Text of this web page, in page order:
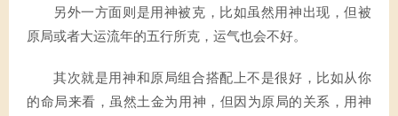
另外一方面则是用神被克，比如虽然用神出现，但被
原局或者大运流年的五行所克，运气也会不好。
其次就是用神和原局组合搭配上不是很好，比如从你
的命局来看，虽然土金为用神，但因为原局的关系，用神